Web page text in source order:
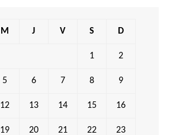
M J V S D
1 2
5 6 7 8 9
12 13 14 15 16
19 20 21 22 23